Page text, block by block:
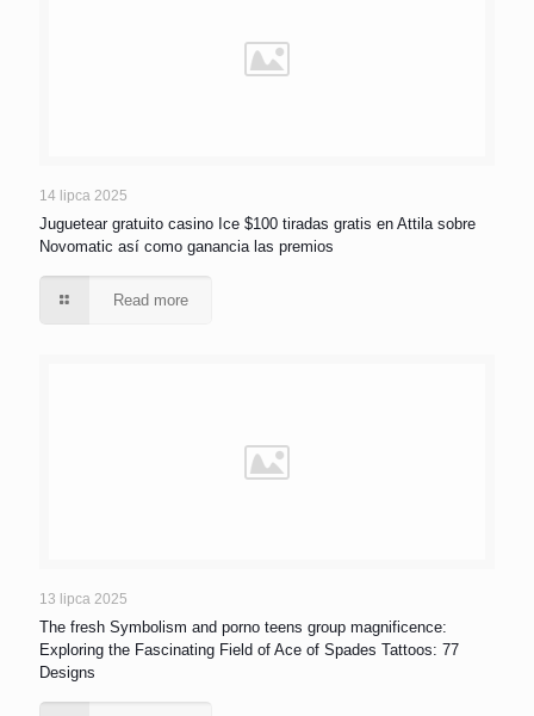
14 lipca 2025
Juguetear gratuito casino Ice $100 tiradas gratis en Attila sobre
Novomatic así­ como ganancia las premios
Read more
13 lipca 2025
The fresh Symbolism and porno teens group magnificence:
Exploring the Fascinating Field of Ace of Spades Tattoos: 77
Designs